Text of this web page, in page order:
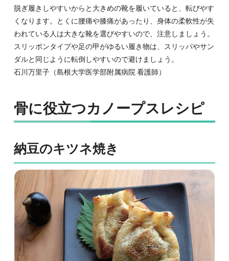
脱ぎ履きしやすいからと大きめの靴を履いていると、転びやす
くなります。とくに腰痛や膝痛があったり、身体の柔軟性が失
われている人は大きな靴を選びやすいので、注意しましょう。
スリッポンタイプや足の甲がゆるい履き物は、スリッパやサン
ダルと同じように転倒しやすいので避けましょう。
石川万里子（島根大学医学部附属病院 看護師）
骨に役立つカノープスレシピ
納豆のキツネ焼き